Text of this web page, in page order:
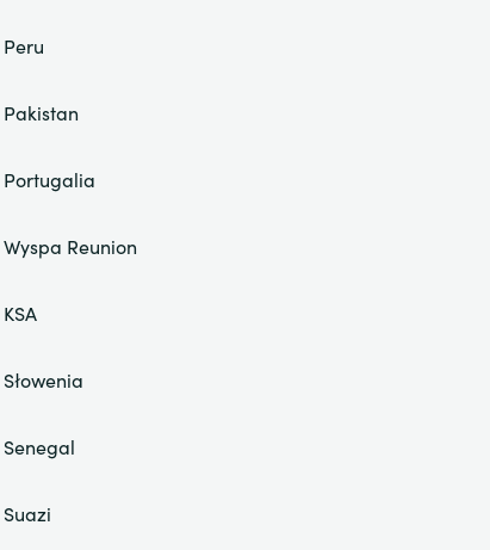
Peru
Pakistan
Portugalia
Wyspa Reunion
KSA
Słowenia
Senegal
Suazi